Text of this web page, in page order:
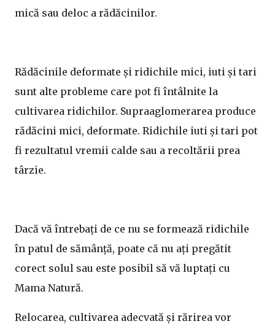
mică sau deloc a rădăcinilor.
Rădăcinile deformate și ridichile mici, iuti și tari
sunt alte probleme care pot fi întâlnite la
cultivarea ridichilor. Supraaglomerarea produce
rădăcini mici, deformate. Ridichile iuti și tari pot
fi rezultatul vremii calde sau a recoltării prea
târzie.
Dacă vă întrebați de ce nu se formează ridichile
în patul de sămânță, poate că nu ați pregătit
corect solul sau este posibil să vă luptați cu
Mama Natură.
Relocarea, cultivarea adecvată și rărirea vor